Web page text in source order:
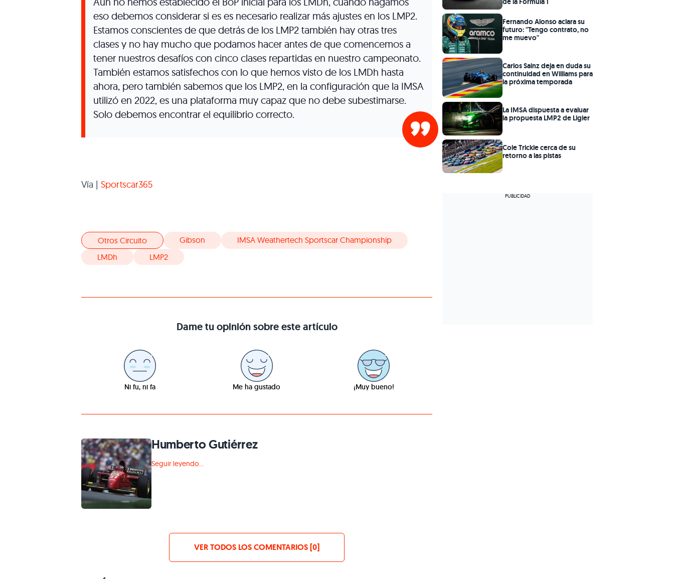
eso debemos considerar si es es necesario realizar más ajustes en los LMP2.
Estamos conscientes de que detrás de los LMP2 también hay otras tres
clases y no hay mucho que podamos hacer antes de que comencemos a
tener nuestros desafíos con cinco clases repartidas en nuestro campeonato.
También estamos satisfechos con lo que hemos visto de los LMDh hasta
ahora, pero también sabemos que los LMP2, en la configuración que la IMSA
utilizó en 2022, es una plataforma muy capaz que no debe subestimarse.
Solo debemos encontrar el equilibrio correcto.
Vía | Sportscar365
Otros Circuito Gibson
IMSA Weathertech Sportscar Championship
LMDh
LMP2
Dame tu opinión sobre este artículo
Ni fu, ni fa Me ha gustado ¡Muy bueno!
Humberto Gutiérrez
Seguir leyendo...
VER TODOS LOS COMENTARIOS [0]
Fernando Alonso aclara su
futuro: "Tengo contrato, no
me muevo"
Carlos Sainz deja en duda su
continuidad en Williams para
la próxima temporada
La IMSA dispuesta a evaluar
la propuesta LMP2 de Ligier
Cole Trickle cerca de su
retorno a las pistas